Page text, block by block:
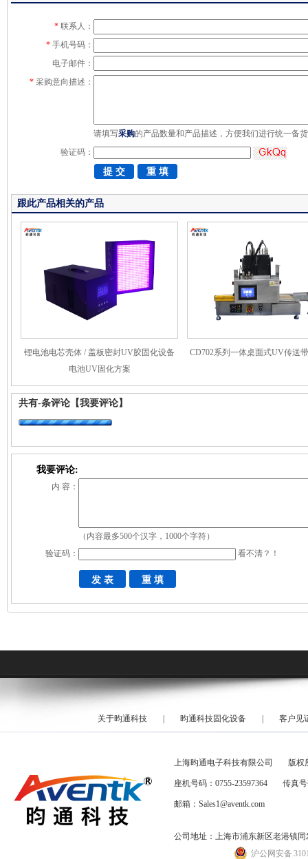
* 联系人：
* 手机号码：
电子邮件：
* 采购意向描述：
请填写采购的产品数量和产品描述，方便我们进行统一备
验证码：
跟此产品相关的产品
锂电池电芯壳体 / 盖板密封UV胶固化设备
电池UV固化方案
CD702系列一体桌面式UV传送
共有-条评论 【我要评论】
我要评论:
内 容：
（内容最多500个汉字，1000个字符）
验证码：
看不清？！
关于昀通科技 昀通科技固化设备 客户见
上海昀通电子科技有限公司 版权
座机号码：0755-23597364 传真号
邮箱：Sales1@aventk.com
公司地址：上海市浦东新区老港镇同
沪公网安备